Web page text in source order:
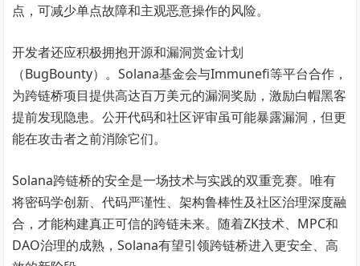
点，可减少单点故障和主观恶意操作的风险。
开发者还应积极拥抱开源和漏洞赏金计划
（BugBounty）。Solana基金会与Immunefi等平台合作，
为跨链桥项目提供高达百万美元的漏洞奖励，激励白帽黑客
提前发现隐患。公开代码和社区评审虽可能暴露漏洞，但更
能在攻击者之前消除它们。
Solana跨链桥的安全是一场技术与实践的双重竞赛。唯有
将密码学创新、代码严谨性、架构鲁棒性及社区治理深度融
合，才能构建真正可信的跨链未来。随着ZK技术、MPC和
DAO治理的成熟，Solana有望引领跨链桥进入更安全、高